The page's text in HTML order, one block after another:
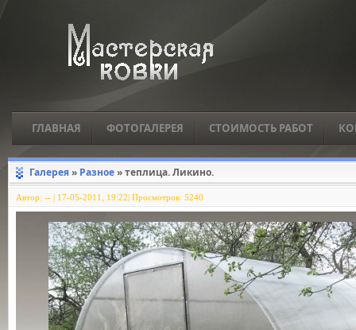
ГЛАВНАЯ ФОТОГАЛЕРЕЯ СТОИМОСТЬ РАБОТ
Галерея» Разное» теплица. Ликино.
Автор: -- | 17-05-2011, 19:22| Просмотров: 5240